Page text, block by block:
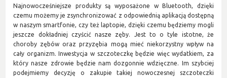
Najnowocześniejsze produkty są wyposażone w Bluetooth, dzięki
czemu możemy je zsynchronizować z odpowiednią aplikacją dostępną
w naszym smartfonie, czy też laptopie, dzięki czemu będziemy mogli
jeszcze dokładniej czyścić nasze zęby. Jest to o tyle istotne, że
choroby zębów oraz przyzębia mogą mieć niekorzystny wpływ na
cały organizm. Inwestycja w szczoteczkę będzie więc wydatkiem, za
który nasze zdrowie będzie nam dozgonnie wdzięczne. Im szybciej
podejmiemy decyzję o zakupie takiej nowoczesnej szczoteczki